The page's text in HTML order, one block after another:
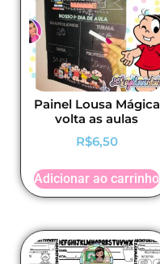
Painel Lousa Mágica
volta as aulas
R$6,50
Adicionar ao carrinho